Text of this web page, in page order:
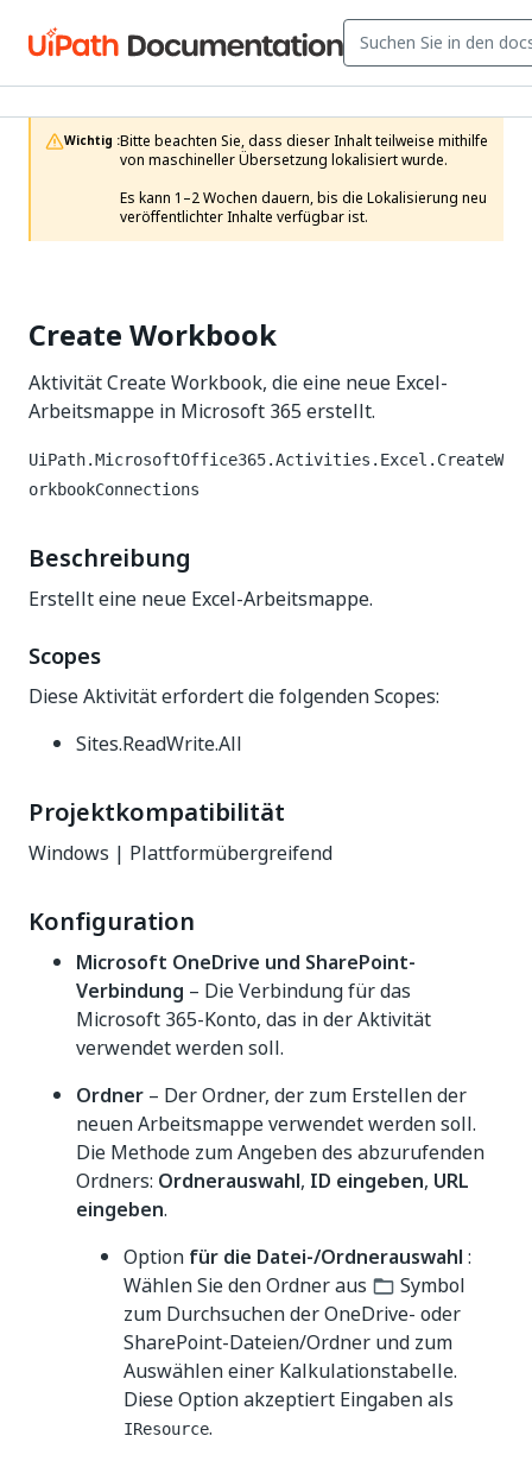
Wichtig :Bitte beachten Sie, dass dieser Inhalt teilweise mithilfe
von maschineller Übersetzung lokalisiert wurde.
Es kann 1–2 Wochen dauern, bis die Lokalisierung neu
veröffentlichter Inhalte verfügbar ist.
Create Workbook
Aktivität Create Workbook, die eine neue Excel-
Arbeitsmappe in Microsoft 365 erstellt.
UiPath.MicrosoftOffice365.Activities.Excel.CreateW
orkbookConnections
Beschreibung
Erstellt eine neue Excel-Arbeitsmappe.
Scopes
Diese Aktivität erfordert die folgenden Scopes:
Sites.ReadWrite.All
Projektkompatibilität
Windows | Plattformübergreifend
Konfiguration
Microsoft OneDrive und SharePoint-
Verbindung – Die Verbindung für das
Microsoft 365-Konto, das in der Aktivität
verwendet werden soll.
Ordner – Der Ordner, der zum Erstellen der
neuen Arbeitsmappe verwendet werden soll.
Die Methode zum Angeben des abzurufenden
Ordners: Ordnerauswahl, ID eingeben, URL
eingeben.
Option für die Datei-/Ordnerauswahl :
Wählen Sie den Ordner aus
Symbol
zum Durchsuchen der OneDrive- oder
SharePoint-Dateien/Ordner und zum
Auswählen einer Kalkulationstabelle.
Diese Option akzeptiert Eingaben als
IResource.